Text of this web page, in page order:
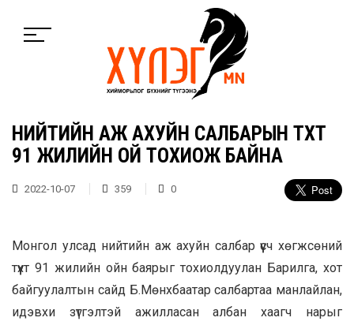
НИЙТИЙН АЖ АХУЙН САЛБАРЫН ТҮҮХТ
91 ЖИЛИЙН ОЙ ТОХИОЖ БАЙНА
2022-10-07 359 0
Монгол улсад нийтийн аж ахуйн салбар үүсч хөгжсөний
түүхт 91 жилийн ойн баярыг тохиолдуулан Барилга, хот
байгуулалтын сайд Б.Мөнхбаатар салбартаа манлайлан,
идэвхи зүтгэлтэй ажилласан албан хаагч нарыг